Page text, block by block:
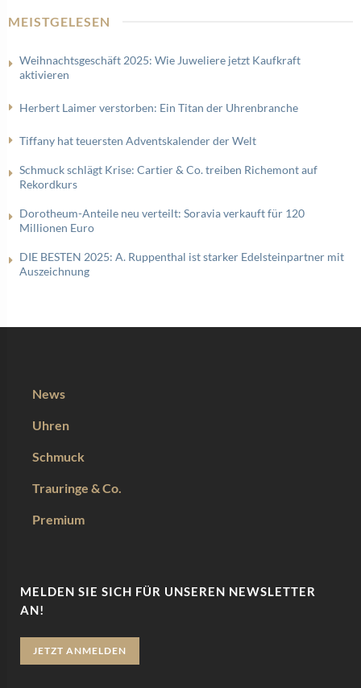
MEISTGELESEN
Weihnachtsgeschäft 2025: Wie Juweliere jetzt Kaufkraft
aktivieren
Herbert Laimer verstorben: Ein Titan der Uhrenbranche
Tiffany hat teuersten Adventskalender der Welt
Schmuck schlägt Krise: Cartier & Co. treiben Richemont auf
Rekordkurs
Dorotheum-Anteile neu verteilt: Soravia verkauft für 120
Millionen Euro
DIE BESTEN 2025: A. Ruppenthal ist starker Edelsteinpartner mit
Auszeichnung
News
Uhren
Schmuck
Trauringe & Co.
Premium
MELDEN SIE SICH FÜR UNSEREN NEWSLETTER
AN!
JETZT ANMELDEN